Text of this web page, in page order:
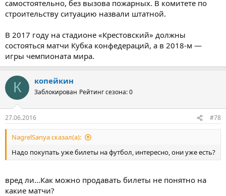
самостоятельно, без вызова пожарных. В комитете по
строительству ситуацию назвали штатной.
В 2017 году на стадионе «Крестовский» должны
состояться матчи Кубка конфедераций, а в 2018-м —
игры чемпионата мира.
К копейкин
Заблокирован Рейтинг сезона: 0
27.06.2016 #78
NagrelSanya сказал(а):
Надо покупать уже билеты на футбол, интересно, они уже есть?
вред ли...Как можно продавать билеты не понятно на
какие матчи?